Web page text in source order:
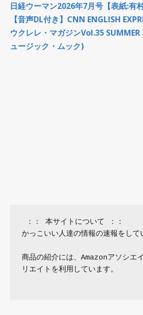
日経ウーマン2026年7月号【表紙:有村
【音声DL付き】CNN ENGLISH
ウクレレ・マガジンVol.35 SUMMER
ュージック・ムック)
かっこいい人達の情報の速報をして
商品の紹介には、Amazonアソシエ
リエイトを利用しています。